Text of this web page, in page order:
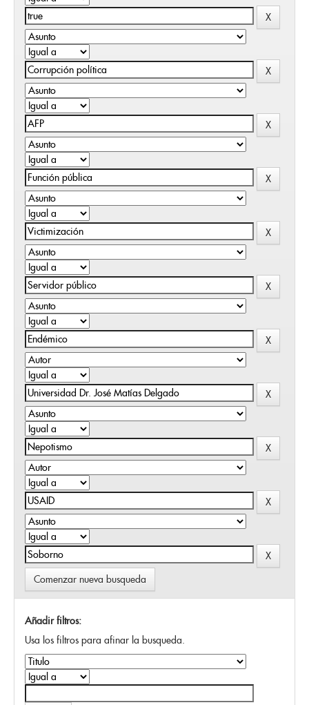
Comenzar nueva busqueda
Añadir filtros:
Usa los filtros para afinar la busqueda.